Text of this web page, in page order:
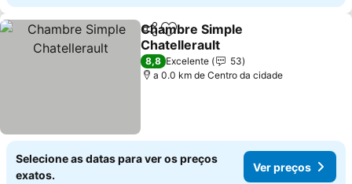
PartilharAdicionar aos favoritos
Chambre Simple
Chatellerault
8,8 Excelente
53
a 0.0 km de Centro da cidade
Selecione as datas para ver os preços
exatos.
Ver preços